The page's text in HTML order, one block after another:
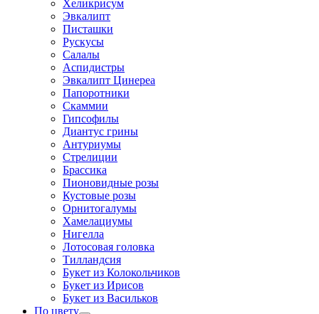
Хеликрисум
Эвкалипт
Писташки
Рускусы
Салалы
Аспидистры
Эвкалипт Цинереа
Папоротники
Скаммии
Гипсофилы
Диантус грины
Антуриумы
Стрелиции
Брассика
Пионовидные розы
Кустовые розы
Орнитогалумы
Хамелациумы
Нигелла
Лотосовая головка
Тилландсия
Букет из Колокольчиков
Букет из Ирисов
Букет из Васильков
По цвету